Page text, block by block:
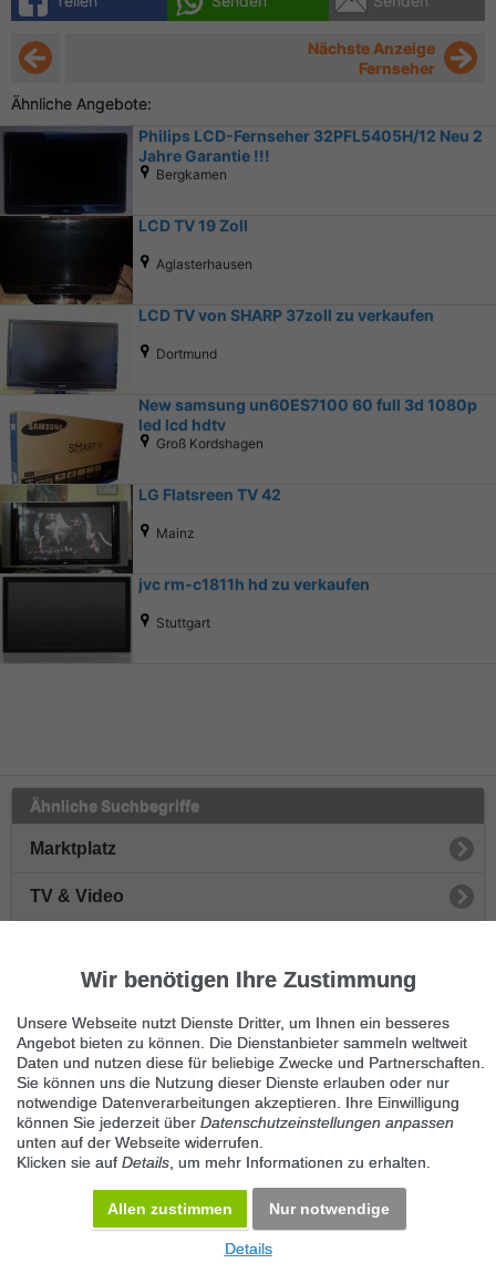
Nächste Anzeige
Fernseher
Ähnliche Angebote:
Philips LCD-Fernseher 32PFL5405H/12 Neu 2
Jahre Garantie !!!
Bergkamen
LCD TV 19 Zoll
Aglasterhausen
LCD TV von SHARP 37zoll zu verkaufen
Dortmund
New samsung un60ES7100 60 full 3d 1080p
led lcd hdtv
Groß Kordshagen
LG Flatsreen TV 42
Mainz
jvc rm-c1811h hd zu verkaufen
Stuttgart
Ähnliche Suchbegriffe
Marktplatz
TV & Video
Projektoren
Videorecorder
Blu-Ray-Player
Receiver & Sat-Anlagen
Wir benötigen Ihre Zustimmung
Unsere Webseite nutzt Dienste Dritter, um Ihnen ein besseres
Angebot bieten zu können. Die Dienstanbieter sammeln weltweit
Daten und nutzen diese für beliebige Zwecke und Partnerschaften.
Sie können uns die Nutzung dieser Dienste erlauben oder nur
notwendige Datenverarbeitungen akzeptieren. Ihre Einwilligung
können Sie jederzeit über Datenschutzeinstellungen anpassen
unten auf der Webseite widerrufen.
Klicken sie auf Details , um mehr Informationen zu erhalten.
Allen zustimmen Nur notwendige
Details